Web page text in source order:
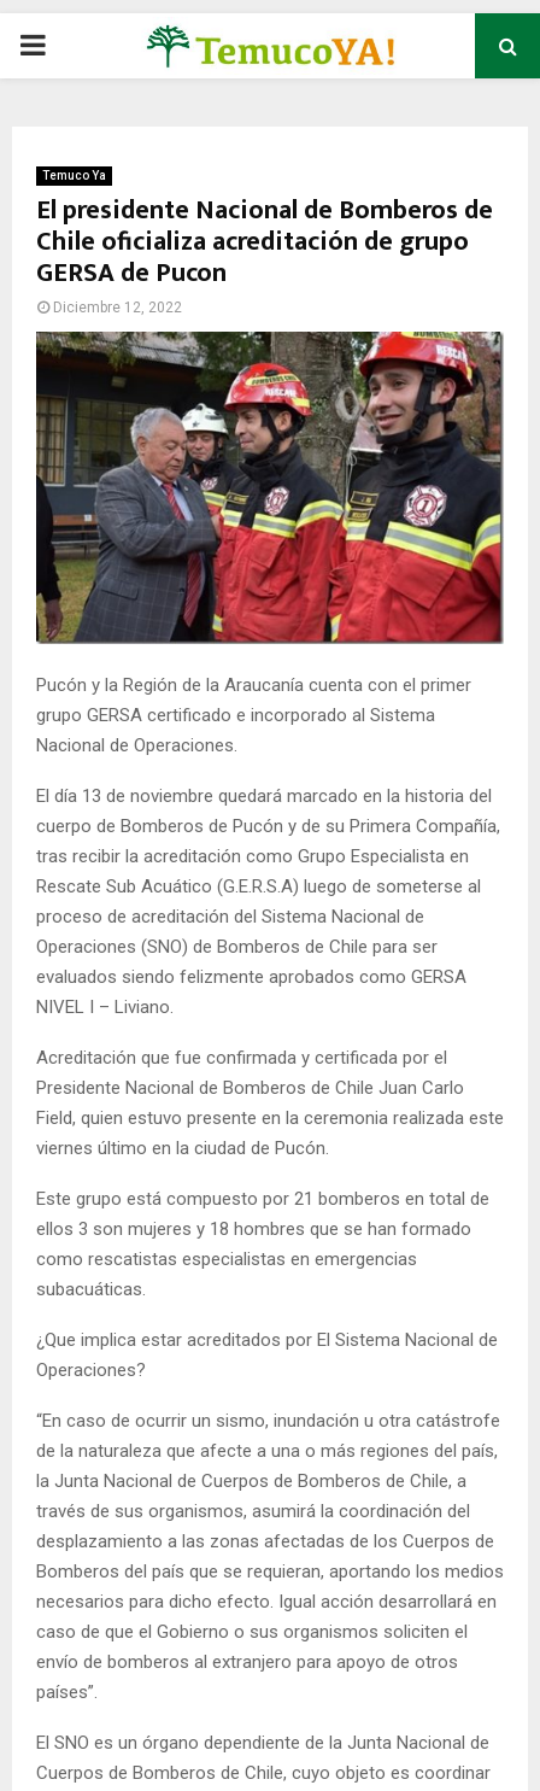
P
M
A
Y
N
U
Temuco Ya
El presidente Nacional de Bomberos de
Chile oficializa acreditación de grupo
GERSA de Pucon
Diciembre 12, 2022
Pucón y la Región de la Araucanía cuenta con el primer
grupo GERSA certificado e incorporado al Sistema
Nacional de Operaciones.
El día 13 de noviembre quedará marcado en la historia del
cuerpo de Bomberos de Pucón y de su Primera Compañía,
tras recibir la acreditación como Grupo Especialista en
Rescate Sub Acuático (G.E.R.S.A) luego de someterse al
proceso de acreditación del Sistema Nacional de
Operaciones (SNO) de Bomberos de Chile para ser
evaluados siendo felizmente aprobados como GERSA
NIVEL I – Liviano.
Acreditación que fue confirmada y certificada por el
Presidente Nacional de Bomberos de Chile Juan Carlo
Field, quien estuvo presente en la ceremonia realizada este
viernes último en la ciudad de Pucón.
Este grupo está compuesto por 21 bomberos en total de
ellos 3 son mujeres y 18 hombres que se han formado
como rescatistas especialistas en emergencias
subacuáticas.
¿Que implica estar acreditados por El Sistema Nacional de
Operaciones?
“En caso de ocurrir un sismo, inundación u otra catástrofe
de la naturaleza que afecte a una o más regiones del país,
la Junta Nacional de Cuerpos de Bomberos de Chile, a
través de sus organismos, asumirá la coordinación del
desplazamiento a las zonas afectadas de los Cuerpos de
Bomberos del país que se requieran, aportando los medios
necesarios para dicho efecto. Igual acción desarrollará en
caso de que el Gobierno o sus organismos soliciten el
envío de bomberos al extranjero para apoyo de otros
países”.
El SNO es un órgano dependiente de la Junta Nacional de
Cuerpos de Bomberos de Chile, cuyo objeto es coordinar